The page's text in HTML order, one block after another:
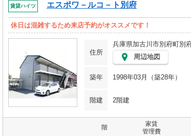
賃貸ハイツ エスポワ－ルコ－ト別府
休日は混雑するため来店予約がオススメです！
住所
兵庫県加古川市別府町別
周辺地図
築年 1998年03月（築28年）
階建 2階建
階
家賃
管理費